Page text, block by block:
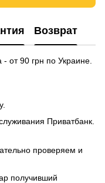
Возврат
от 90 грн по Украине.
Приватбанк.
проверяем и
получивший